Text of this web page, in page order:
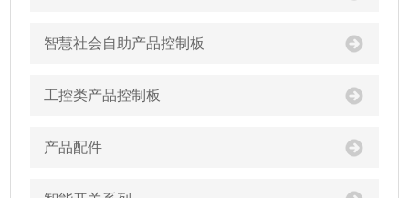
智慧社会自助产品控制板
工控类产品控制板
产品配件